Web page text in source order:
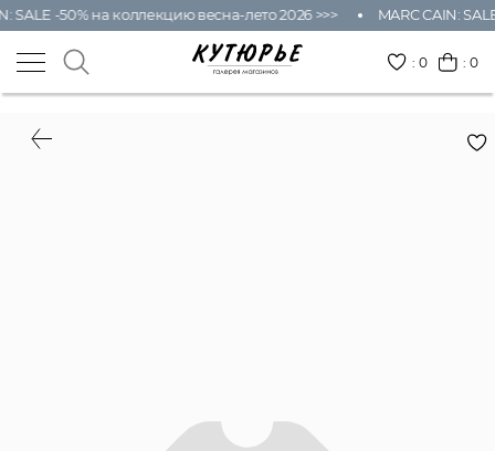
SALE -50% на коллекцию весна-лето 2026 >>> MARC CAIN:
:0 : 0